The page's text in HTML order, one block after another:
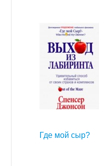
Где мой сыр?